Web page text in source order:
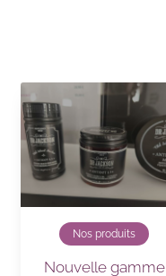
Nos produits
Nouvelle gamme